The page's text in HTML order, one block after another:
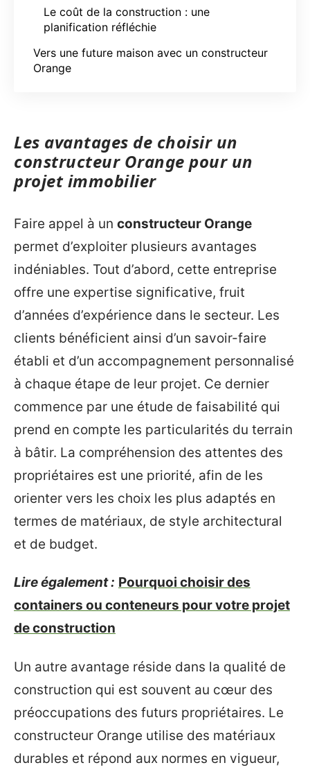
Le coût de la construction : une
planification réfléchie
Vers une future maison avec un constructeur
Orange
Les avantages de choisir un
constructeur Orange pour un
projet immobilier
Faire appel à un constructeur Orange
permet d’exploiter plusieurs avantages
indéniables. Tout d’abord, cette entreprise
offre une expertise significative, fruit
d’années d’expérience dans le secteur. Les
clients bénéficient ainsi d’un savoir-faire
établi et d’un accompagnement personnalisé
à chaque étape de leur projet. Ce dernier
commence par une étude de faisabilité qui
prend en compte les particularités du terrain
à bâtir. La compréhension des attentes des
propriétaires est une priorité, afin de les
orienter vers les choix les plus adaptés en
termes de matériaux, de style architectural
et de budget.
Lire également : Pourquoi choisir des
containers ou conteneurs pour votre projet
de construction
Un autre avantage réside dans la qualité de
construction qui est souvent au cœur des
préoccupations des futurs propriétaires. Le
constructeur Orange utilise des matériaux
durables et répond aux normes en vigueur,